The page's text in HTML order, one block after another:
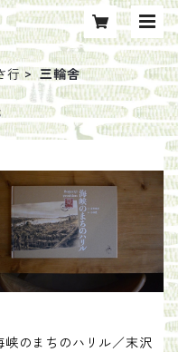
行 三輪舎
峡のまちのハリル／末沢